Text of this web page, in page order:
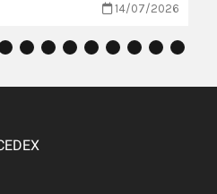
14/07/2026